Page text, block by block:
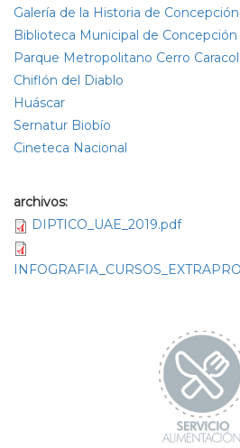
Galería de la Historia de Concepción
Biblioteca Municipal de Concepción
Parque Metropolitano Cerro Caracol
Chiflón del Diablo
Huáscar
Sernatur Biobío
Cineteca Nacional
archivos:
DIPTICO_UAE_2019.pdf